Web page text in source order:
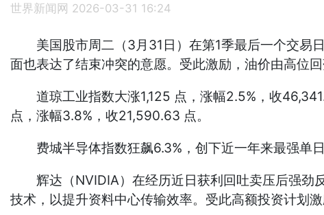
世界新闻网 2026-03-31 16:24
美国股市周二（3月31日）在第1季最后一个交易
面也表达了结束冲突的意愿。受此激励，油价由高位
道琼工业指数大涨1,125 点，涨幅2.5%，收
点，涨幅3.8%，收21,590.63 点。
费城半导体指数狂飙6.3%，创下近一年来最强单日
辉达（NVIDIA）在经历近日获利回吐卖压后强劲
技术，以提升资料中心传输效率。受此高额投资计划激